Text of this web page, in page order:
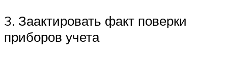
3. Заактировать факт поверки
приборов учета